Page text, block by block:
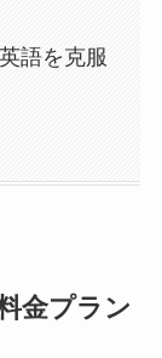
語を克服
金プラン